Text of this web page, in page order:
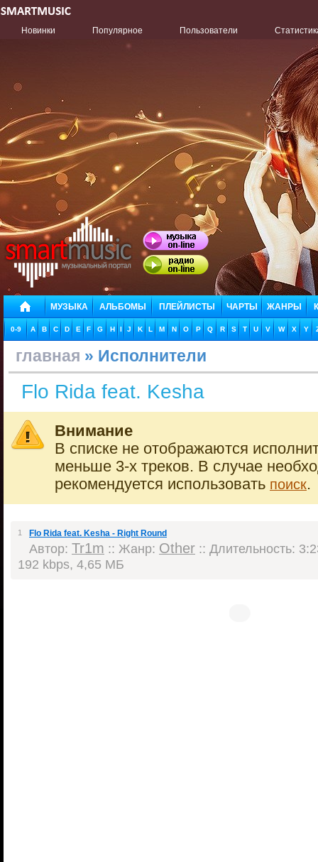
Новинки Популярное Пользователи
МУЗЫКА АЛЬБОМЫ ПЛЕЙЛИСТЫ ЧАРТЫ ЖАНРЫ
0-9 A B C D E F G H I J K L M N O P Q R S T U V W X Y
главная » Исполнители
Flo Rida feat. Kesha
Внимание
В списке не отображаются
меньше 3-х треков. В случае
рекомендуется использовать поиск.
1 Flo Rida feat. Kesha - Right Round
Автор: Tr1m :: Жанр: Other :: Длительность:
192 kbps, 4,65 МБ